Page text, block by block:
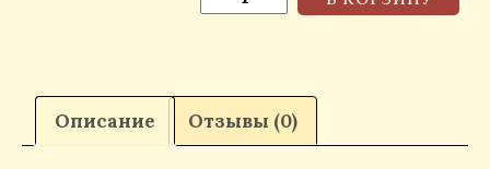
Описание Отзывы (0)